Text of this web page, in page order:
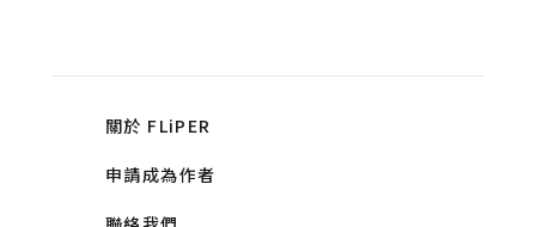
關於 FLiPER
申請成為作者